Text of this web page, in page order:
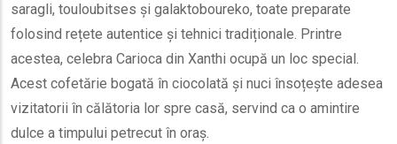
saragli, touloubitses și galaktoboureko, toate preparate
folosind rețete autentice și tehnici tradiționale. Printre
acestea, celebra Carioca din Xanthi ocupă un loc special.
Acest cofetărie bogată în ciocolată și nuci însoțește adesea
vizitatorii în călătoria lor spre casă, servind ca o amintire
dulce a timpului petrecut în oraș.